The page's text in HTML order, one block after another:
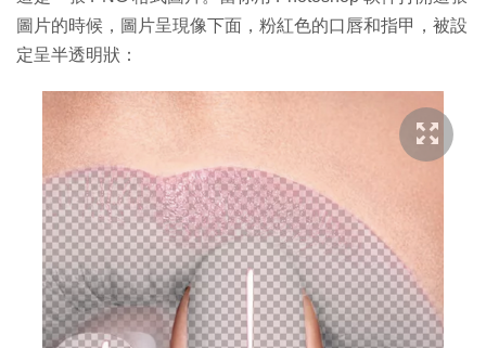
圖片的時候，圖片呈現像下面，粉紅色的口唇和指甲，被設
定呈半透明狀：